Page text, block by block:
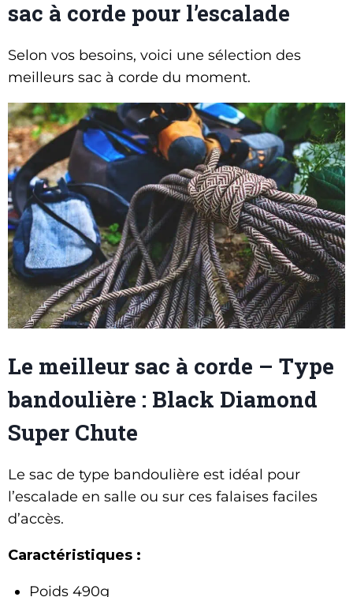
sac à corde pour l’escalade
Selon vos besoins, voici une sélection des
meilleurs sac à corde du moment.
Le meilleur sac à corde – Type
bandoulière : Black Diamond
Super Chute
Le sac de type bandoulière est idéal pour
l’escalade en salle ou sur ces falaises faciles
d’accès.
Caractéristiques :
Poids 490g